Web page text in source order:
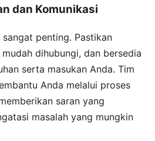
dan Komunikasi
penting. Pastikan
dihubungi, dan bersedia
serta masukan Anda. Tim
Anda melalui proses
saran yang
masalah yang mungkin